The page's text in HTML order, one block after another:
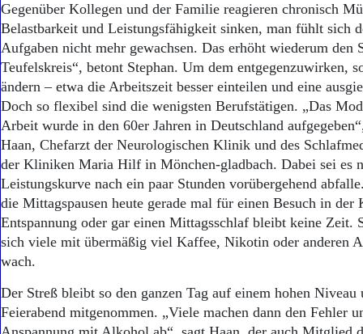
Kontakt
Impressum
Datenschutz
Gegenüber Kollegen und der Familie reagieren chronisch
Belastbarkeit und Leistungsfähigkeit sinken, man fühlt sich
Aufgaben nicht mehr gewachsen. Das erhöht wiederum den
Teufelskreis“, betont Stephan. Um dem entgegenzuwirken,
ändern – etwa die Arbeitszeit besser einteilen und eine
Doch so flexibel sind die wenigsten Berufstätigen. „Das
Arbeit wurde in den 60er Jahren in Deutschland
Haan, Chefarzt der Neurologischen Klinik und des
der Kliniken Maria Hilf in Mönchen-gladbach. Dabei sei es
Leistungskurve nach ein paar Stunden vorübergehend
die Mittagspausen heute gerade mal für einen Besuch in der
Entspannung oder gar einen Mittagsschlaf bleibt keine Zeit.
sich viele mit übermäßig viel Kaffee, Nikotin oder anderen
wach.
Der Streß bleibt so den ganzen Tag auf einem hohen
Feierabend mitgenommen. „Viele machen dann den Fehler